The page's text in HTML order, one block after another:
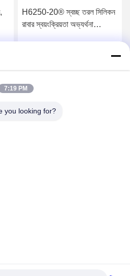
H6250-20® স্বচ্ছ তরল সিলিকন
রাবার স্বয়ংক্রিয়তা অভ্যর্থনা
রাবার সরবরাহকারী. কপিরাইট © 2019-
7:19 PM
you looking for?